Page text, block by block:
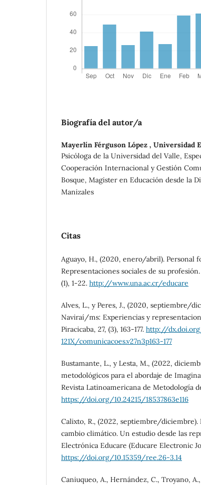
Biografía del autor/a
Mayerlín Férguson López , Universidad
Psicóloga de la Universidad del Valle,
Cooperación Internacional y Gestión
Bosque, Magister en Educación desde la
Manizales
Citas
Aguayo, H., (2020, enero/abril). Personal
Representaciones sociales de su
(1), 1-22. http://www.una.ac.cr/educare
Alves, L., y Peres, J., (2020, septiembre/
Naviraí/ms: Experiencias y
Piracicaba, 27, (3), 163-177. http://
121X/comunicacoes.v27n3p163-177
Bustamante, L., y Lesta, M., (2022,
metodológicos para el abordaje de
Revista Latinoamericana de Metodología
https://doi.org/10.24215/18537863e116
Calixto, R., (2022, septiembre/diciembre).
cambio climático. Un estudio desde las
Electrónica Educare (Educare Electronic
https://doi.org/10.15359/ree.26-3.14
Caniuqueo, A., Hernández, C., Troyano,